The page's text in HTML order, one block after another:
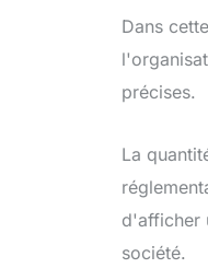
Dans
précises.
La
d'afficher
société.